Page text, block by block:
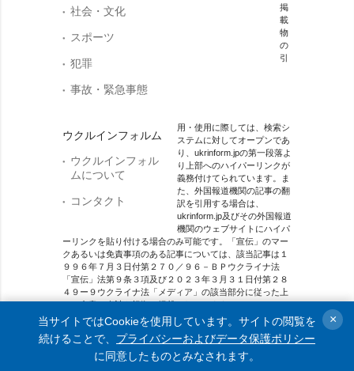
社会・文化
スポーツ
犯罪
事故・緊急事態
ウクルインフォルム
ウクルインフォル
ムについて
コンタクト
掲
載
物
の
引
用・使用に際しては、検索シ
ステムに対してオープンであ
り、ukrinform.jpの第一段落よ
り上部へのハイパーリンクが
義務付けてられています。ま
た、外国報道機関の記事の翻
訳を引用する場合は、
ukrinform.jp及びその外国報道
機関のウェブサイトにハイパ
ーリンクを貼り付ける場合のみ可能です。「宣伝」のマー
クあるいは免責事項のある記事については、該当記事は１
９９６年７月３日付第２７０／９６－ＢＰウクライナ法
「宣伝」法第９条３項及び２０２３年３月３１日付第２８
４９ー９ウクライナ法「メディア」の該当部分に従った上
で、合意／会計を根拠に掲載されています。
オンラインメディア主体 メディア識別番号：R40-01421.
© 2015-2026 Ukrinform. All rights reserved.
当サイトではCookieを使用しています。サイトの閲覧を
続けることで、 プライバシーおよびデータ保護ポリシー
に同意したものとみなされます。
×